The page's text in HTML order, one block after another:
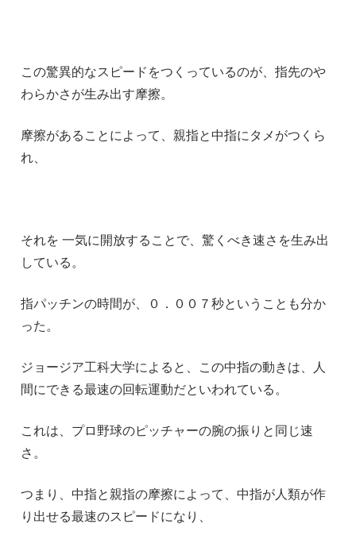
この驚異的なスピードをつくっているのが、指先のや
わらかさが生み出す摩擦。
摩擦があることによって、親指と中指にタメがつくら
れ、
それを 一気に開放することで、驚くべき速さを生み出
している。
指パッチンの時間が、０．００７秒ということも分か
った。
ジョージア工科大学によると、この中指の動きは、人
間にできる最速の回転運動だといわれている。
これは、プロ野球のピッチャーの腕の振りと同じ速
さ。
つまり、中指と親指の摩擦によって、中指が人類が作
り出せる最速のスピードになり、